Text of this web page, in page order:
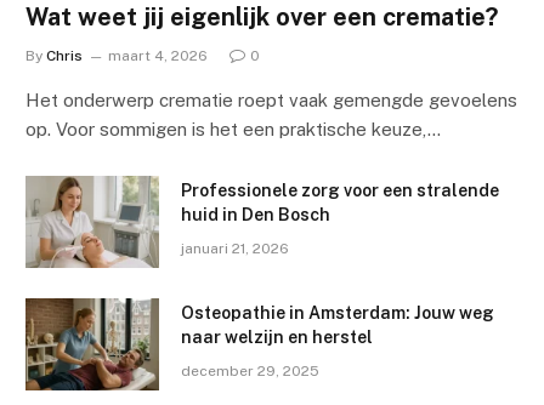
Wat weet jij eigenlijk over een crematie?
By Chris maart 4, 2026 0
Het onderwerp crematie roept vaak gemengde gevoelens
op. Voor sommigen is het een praktische keuze,…
Professionele zorg voor een stralende
huid in Den Bosch
januari 21, 2026
Osteopathie in Amsterdam: Jouw weg
naar welzijn en herstel
december 29, 2025